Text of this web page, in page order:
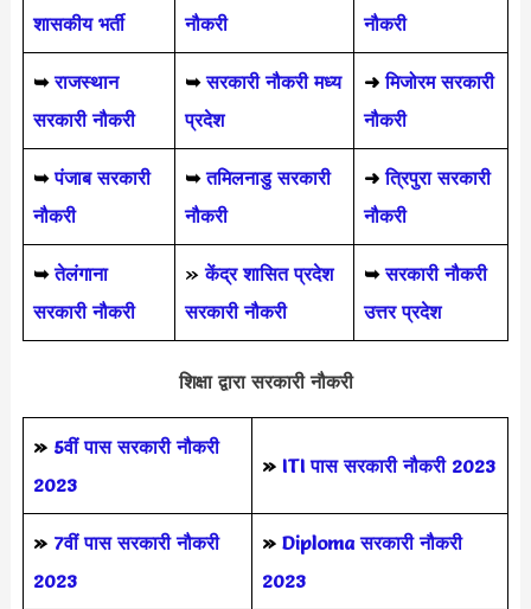
शासकीय भर्ती
नौकरी
नौकरी
➥ राजस्थान
सरकारी नौकरी
➥सरकारी नौकरी मध्य
प्रदेश
➜मिजोरम सरकारी
नौकरी
➥ पंजाब सरकारी
नौकरी
➥ तमिलनाडु सरकारी
नौकरी
➜ त्रिपुरा सरकारी
नौकरी
➥तेलंगाना
सरकारी नौकरी
»केंद्र शासित प्रदेश
सरकारी नौकरी
➥ सरकारी नौकरी
उत्तर प्रदेश
शिक्षा द्वारा सरकारी नौकरी
» 5वीं पास सरकारी नौकरी
2023
» ITI पास सरकारी नौकरी 2023
» 7वीं पास सरकारी नौकरी
2023
» Diploma सरकारी नौकरी
2023